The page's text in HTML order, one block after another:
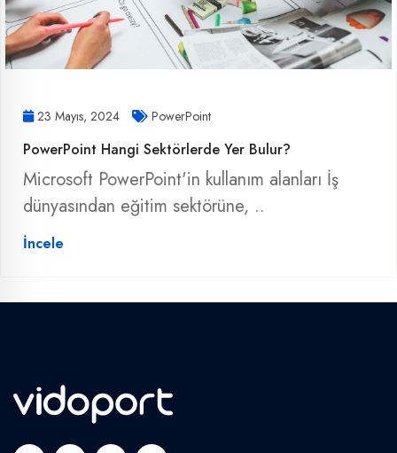
23 Mayıs, 2024 PowerPoint
PowerPoint Hangi Sektörlerde Yer Bulur?
Microsoft PowerPoint'in kullanım alanları İş
dünyasından eğitim sektörüne, ..
İncele